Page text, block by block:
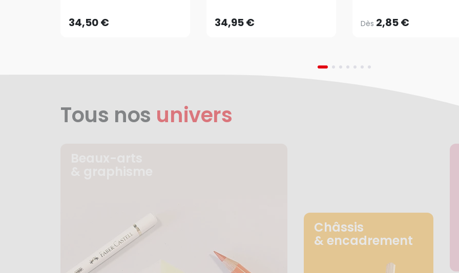
34,50 €AJOUTER AU PANIER 34,95 €AJOUTER AU PANIER Dès 2,85 €
Tous nos univers
Châssis
& encadrement